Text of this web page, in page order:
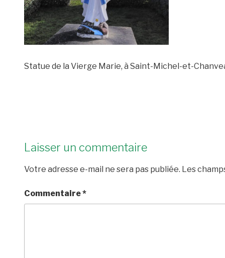
Statue de la Vierge Marie, à Saint-Michel-et-
Laisser un commentaire
Votre adresse e-mail ne sera pas publiée. Les
Commentaire*